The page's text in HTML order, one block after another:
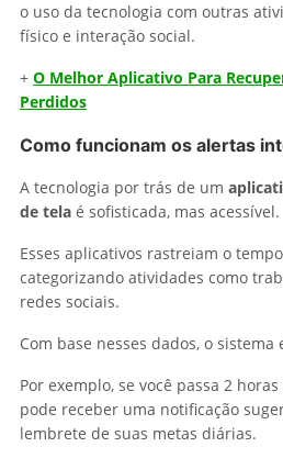
o uso da tecnologia com outras
físico e interação social.
+ O Melhor Aplicativo Para
Perdidos
Como funcionam os alertas
A tecnologia por trás de um
de tela é sofisticada, mas acessível.
Esses aplicativos rastreiam o
categorizando atividades como
redes sociais.
Com base nesses dados, o
Por exemplo, se você passa 2
pode receber uma notificação
lembrete de suas metas diárias.